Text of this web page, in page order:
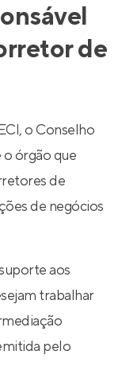
de
o Conselho
órgão que
de
de negócios
aos
trabalhar
pelo